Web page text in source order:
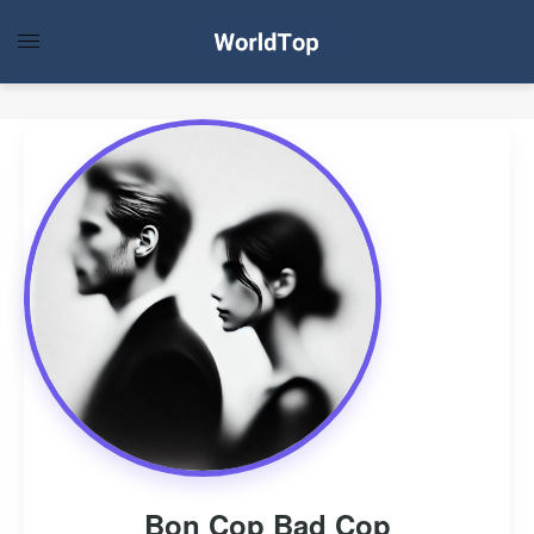
Bon Cop Bad Cop